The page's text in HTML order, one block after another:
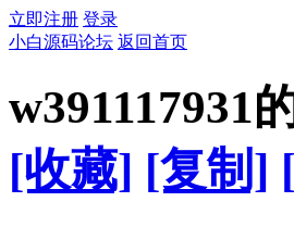
立即注册 登录
小白源码论坛 返回首页
w391117931
[收藏] [复制]